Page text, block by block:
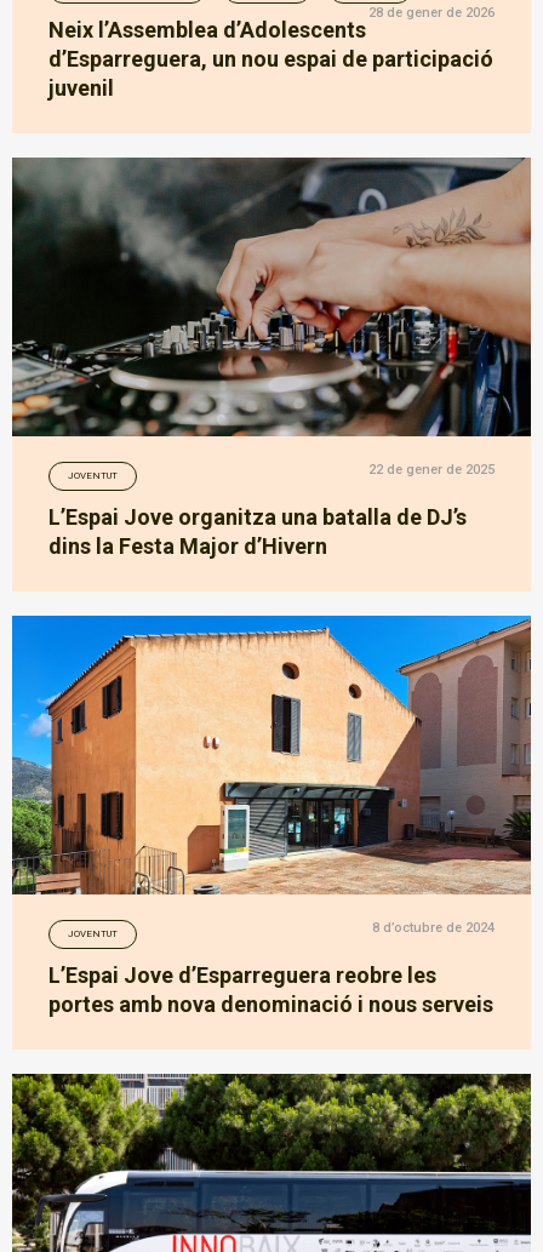
28 de gener de 2026
Neix l’Assemblea d’Adolescents
d’Esparreguera, un nou espai de participació
juvenil
JOVENTUT 22 de gener de 2025
L’Espai Jove organitza una batalla de DJ’s
dins la Festa Major d’Hivern
JOVENTUT 8 d’octubre de 2024
L’Espai Jove d’Esparreguera reobre les
portes amb nova denominació i nous serveis